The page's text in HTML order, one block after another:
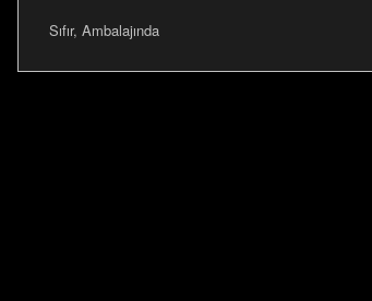
Sıfır, Ambalajında